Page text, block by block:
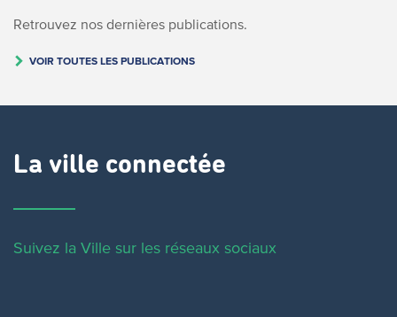
Retrouvez nos dernières publications.
VOIR TOUTES LES PUBLICATIONS
La ville connectée
Suivez la Ville sur les réseaux sociaux